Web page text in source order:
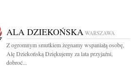
ALA DZIEKOŃSKA WARSZAWA
Z ogromnym smutkiem żegnamy wspaniałą osobę,
Alę Dziekońską Dziękujemy za lata przyjaźni,
dobroć...